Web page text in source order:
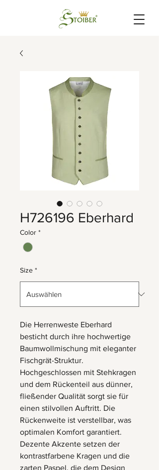
H726196 Eberhard
Color *
Size *
Die Herrenweste Eberhard
besticht durch ihre hochwertige
Baumwollmischung mit eleganter
Fischgrät-Struktur.
Hochgeschlossen mit Stehkragen
und dem Rückenteil aus dünner,
fließender Qualität sorgt sie für
einen stilvollen Auftritt. Die
Rückenweite ist verstellbar, was
optimalen Komfort garantiert.
Dezente Akzente setzen der
kontrastfarbene Kragen und die
zarten Paspel, die dem Design